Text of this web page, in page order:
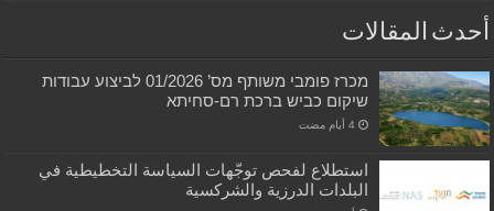
أحدث المقالات
מכרז פומבי משותף מס’ 01/2026 לביצוע עבודות
שיקום כביש ברכת רם-סחיתא
استطلاع لفحص توجّهات السياسة التخطيطية في
البلدات الدرزية والشركسية